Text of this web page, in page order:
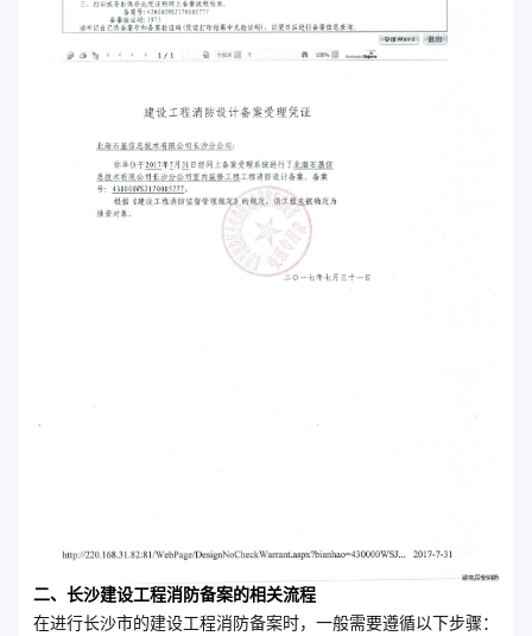
二、长沙建设工程消防备案的相关流程
在进行长沙市的建设工程消防备案时，一般需要遵循以下步骤：